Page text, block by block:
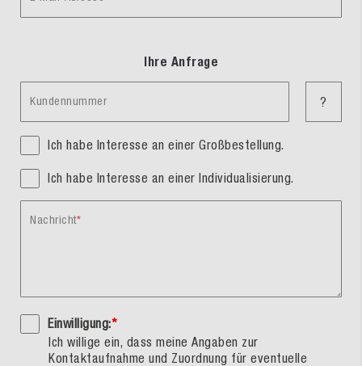
Ihre Anfrage
Kundennummer ?
Ich habe Interesse an einer Großbestellung.
Ich habe Interesse an einer Individualisierung.
Nachricht
Einwilligung:*
Ich willige ein, dass meine Angaben zur
Kontaktaufnahme und Zuordnung für eventuelle